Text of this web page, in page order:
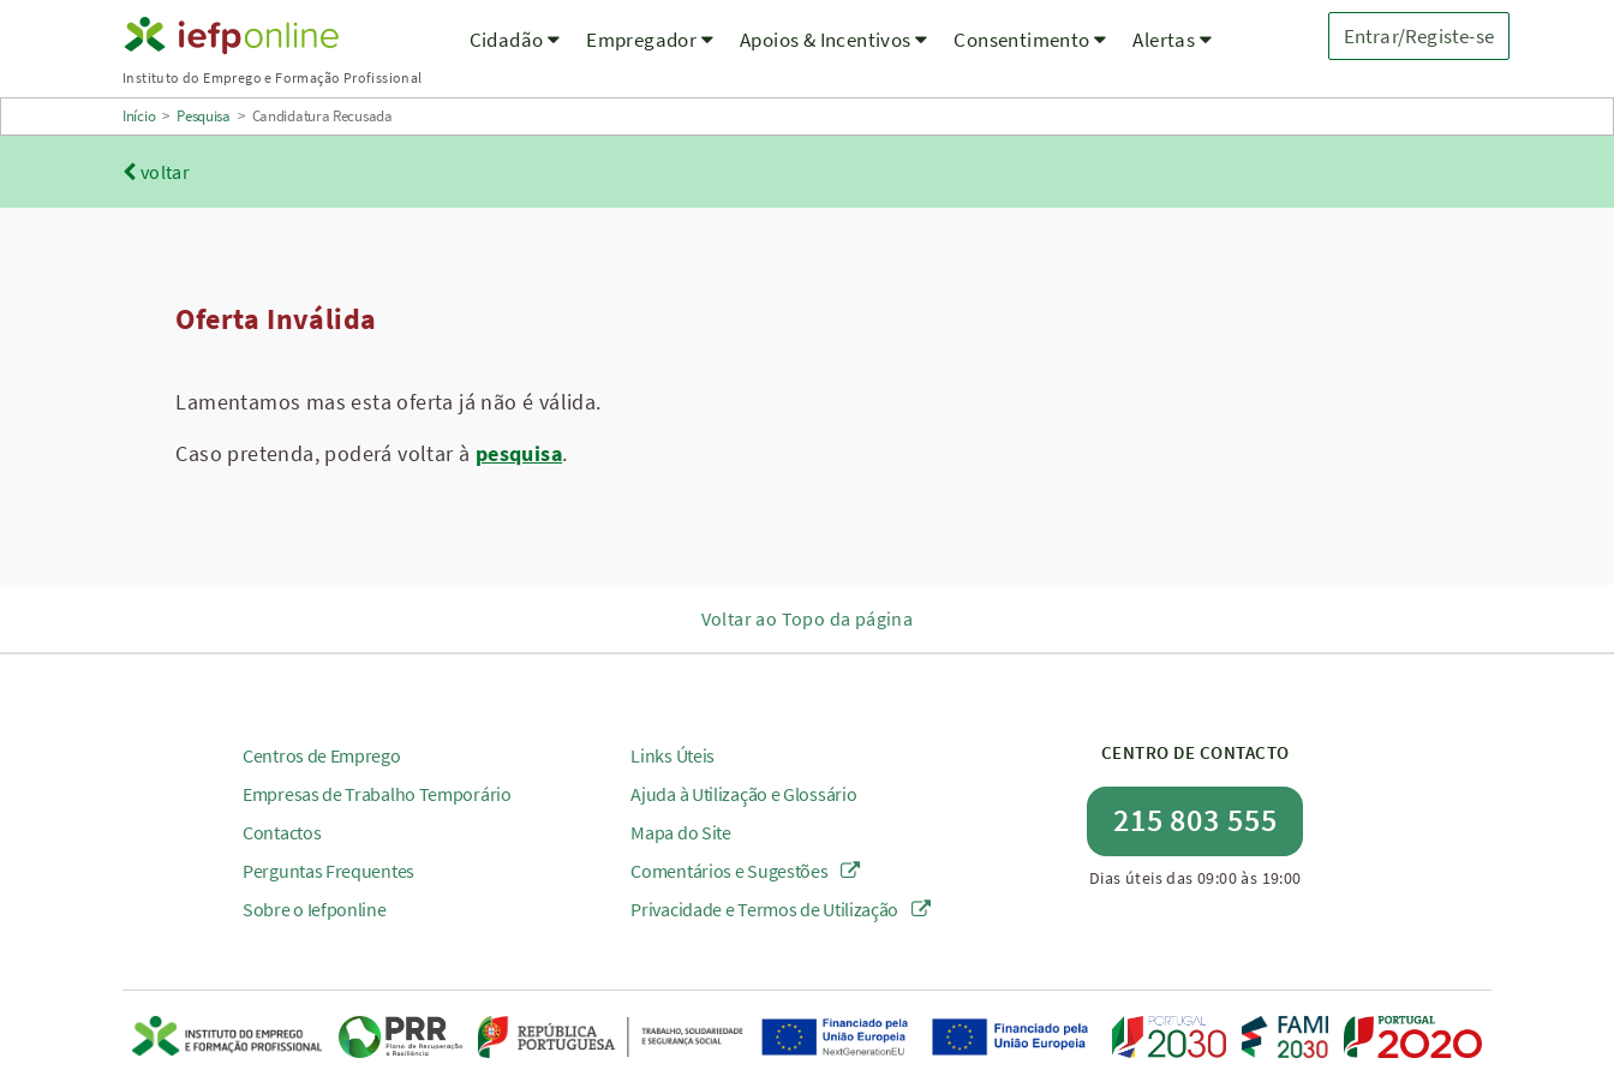
Instituto do Emprego e Formação Profissional
Entrar/Registe-se
Cidadão Empregador Apoios & Incentivos Consentimento Alertas
Início > Pesquisa > Candidatura Recusada
voltar
Oferta Inválida
Lamentamos mas esta oferta já não é válida.
Caso pretenda, poderá voltar à pesquisa.
Voltar ao Topo da página
Centros de Emprego
Empresas de Trabalho Temporário
Contactos
Perguntas Frequentes
Sobre o Iefponline
Links Úteis
Ajuda à Utilização e Glossário
Mapa do Site
Comentários e Sugestões
Privacidade e Termos de Utilização
CENTRO DE CONTACTO
215 803 555
Dias úteis das 09:00 às 19:00